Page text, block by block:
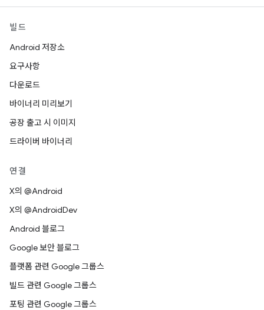
빌드
Android 저장소
요구사항
다운로드
바이너리 미리보기
공장 출고 시 이미지
드라이버 바이너리
연결
X의 @Android
X의 @AndroidDev
Android 블로그
Google 보안 블로그
플랫폼 관련 Google 그룹스
빌드 관련 Google 그룹스
포팅 관련 Google 그룹스